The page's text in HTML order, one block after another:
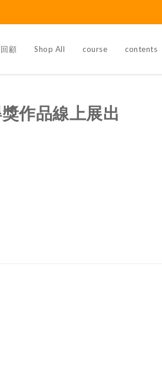
顧 Shop All course contents
作品線上展出